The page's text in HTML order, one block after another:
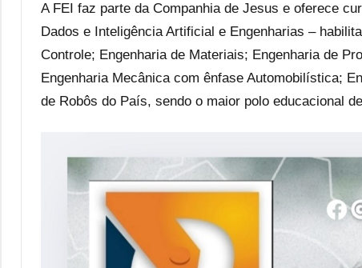
A FEI faz parte da Companhia de Jesus e oferece
Dados e Inteligência Artificial e Engenharias –
Controle; Engenharia de Materiais; Engenharia de
Engenharia Mecânica com ênfase Automobilística;
de Robôs do País, sendo o maior polo educacional